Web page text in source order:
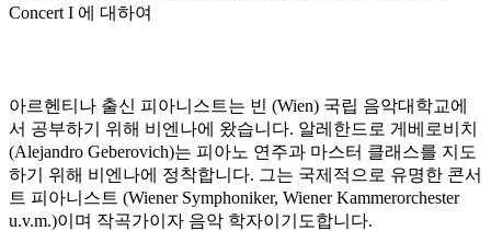
Concert I 에 대하여
아르헨티나 출신 피아니스트는 빈 (Wien) 국립 음악대학교에
서 공부하기 위해 비엔나에 왔습니다. 알레한드로 게베로비치
(Alejandro Geberovich)는 피아노 연주과 마스터 클래스를 지도
하기 위해 비엔나에 정착합니다. 그는 국제적으로 유명한 콘서
트 피아니스트 (Wiener Symphoniker, Wiener Kammerorchester
u.v.m.)이며 작곡가이자 음악 학자이기도합니다.